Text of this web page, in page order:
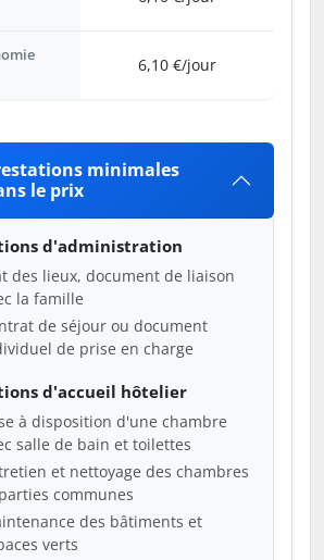
6,10 €/jour
minimales
le prix
d'administration
des lieux, document de liaison
la famille
de séjour ou document
de prise en charge
d'accueil hôtelier
à disposition d'une chambre
salle de bain et toilettes
et nettoyage des chambres
communes
des bâtiments et
verts